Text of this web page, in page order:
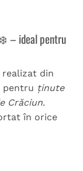
– ideal pentru
realizat din
pentru ținute
Crăciun.
în orice